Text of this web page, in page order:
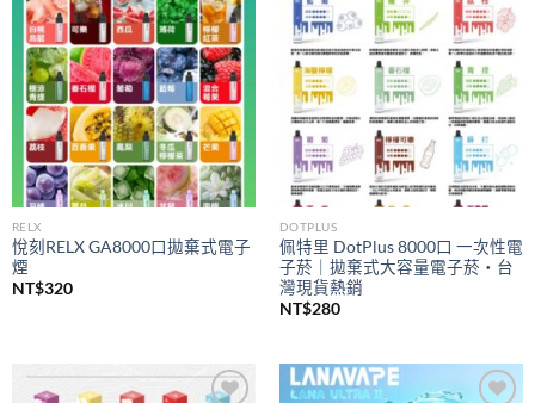
RELX
悅刻RELX GA8000口拋棄式電子
煙
NT$320
DOTPLUS
佩特里 DotPlus 8000口 一次性電
子菸｜拋棄式大容量電子菸・台
灣現貨熱銷
NT$280